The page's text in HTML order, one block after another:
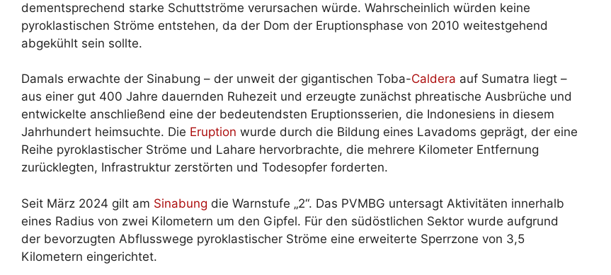
dementsprechend starke Schuttströme verursachen würde. Wahrscheinlich würden keine
pyroklastischen Ströme entstehen, da der Dom der Eruptionsphase von 2010 weitestgehend
abgekühlt sein sollte.
Damals erwachte der Sinabung – der unweit der gigantischen Toba-Caldera auf Sumatra liegt –
aus einer gut 400 Jahre dauernden Ruhezeit und erzeugte zunächst phreatische Ausbrüche und
entwickelte anschließend eine der bedeutendsten Eruptionsserien, die Indonesiens in diesem
Jahrhundert heimsuchte. Die Eruption wurde durch die Bildung eines Lavadoms geprägt, der eine
Reihe pyroklastischer Ströme und Lahare hervorbrachte, die mehrere Kilometer Entfernung
zurücklegten, Infrastruktur zerstörten und Todesopfer forderten.
Seit März 2024 gilt am Sinabung die Warnstufe „2“. Das PVMBG untersagt Aktivitäten innerhalb
eines Radius von zwei Kilometern um den Gipfel. Für den südöstlichen Sektor wurde aufgrund
der bevorzugten Abflusswege pyroklastischer Ströme eine erweiterte Sperrzone von 3,5
Kilometern eingerichtet.